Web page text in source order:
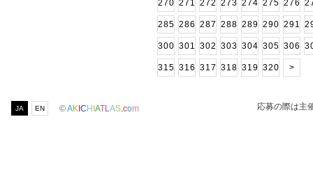
270 271 272 273 274 275 276
285 286 287 288 289 290 291
300 301 302 303 304 305 306
315 316 317 318 319 320 >
JA EN ©AK C H ATLAS.com 応募の際は主